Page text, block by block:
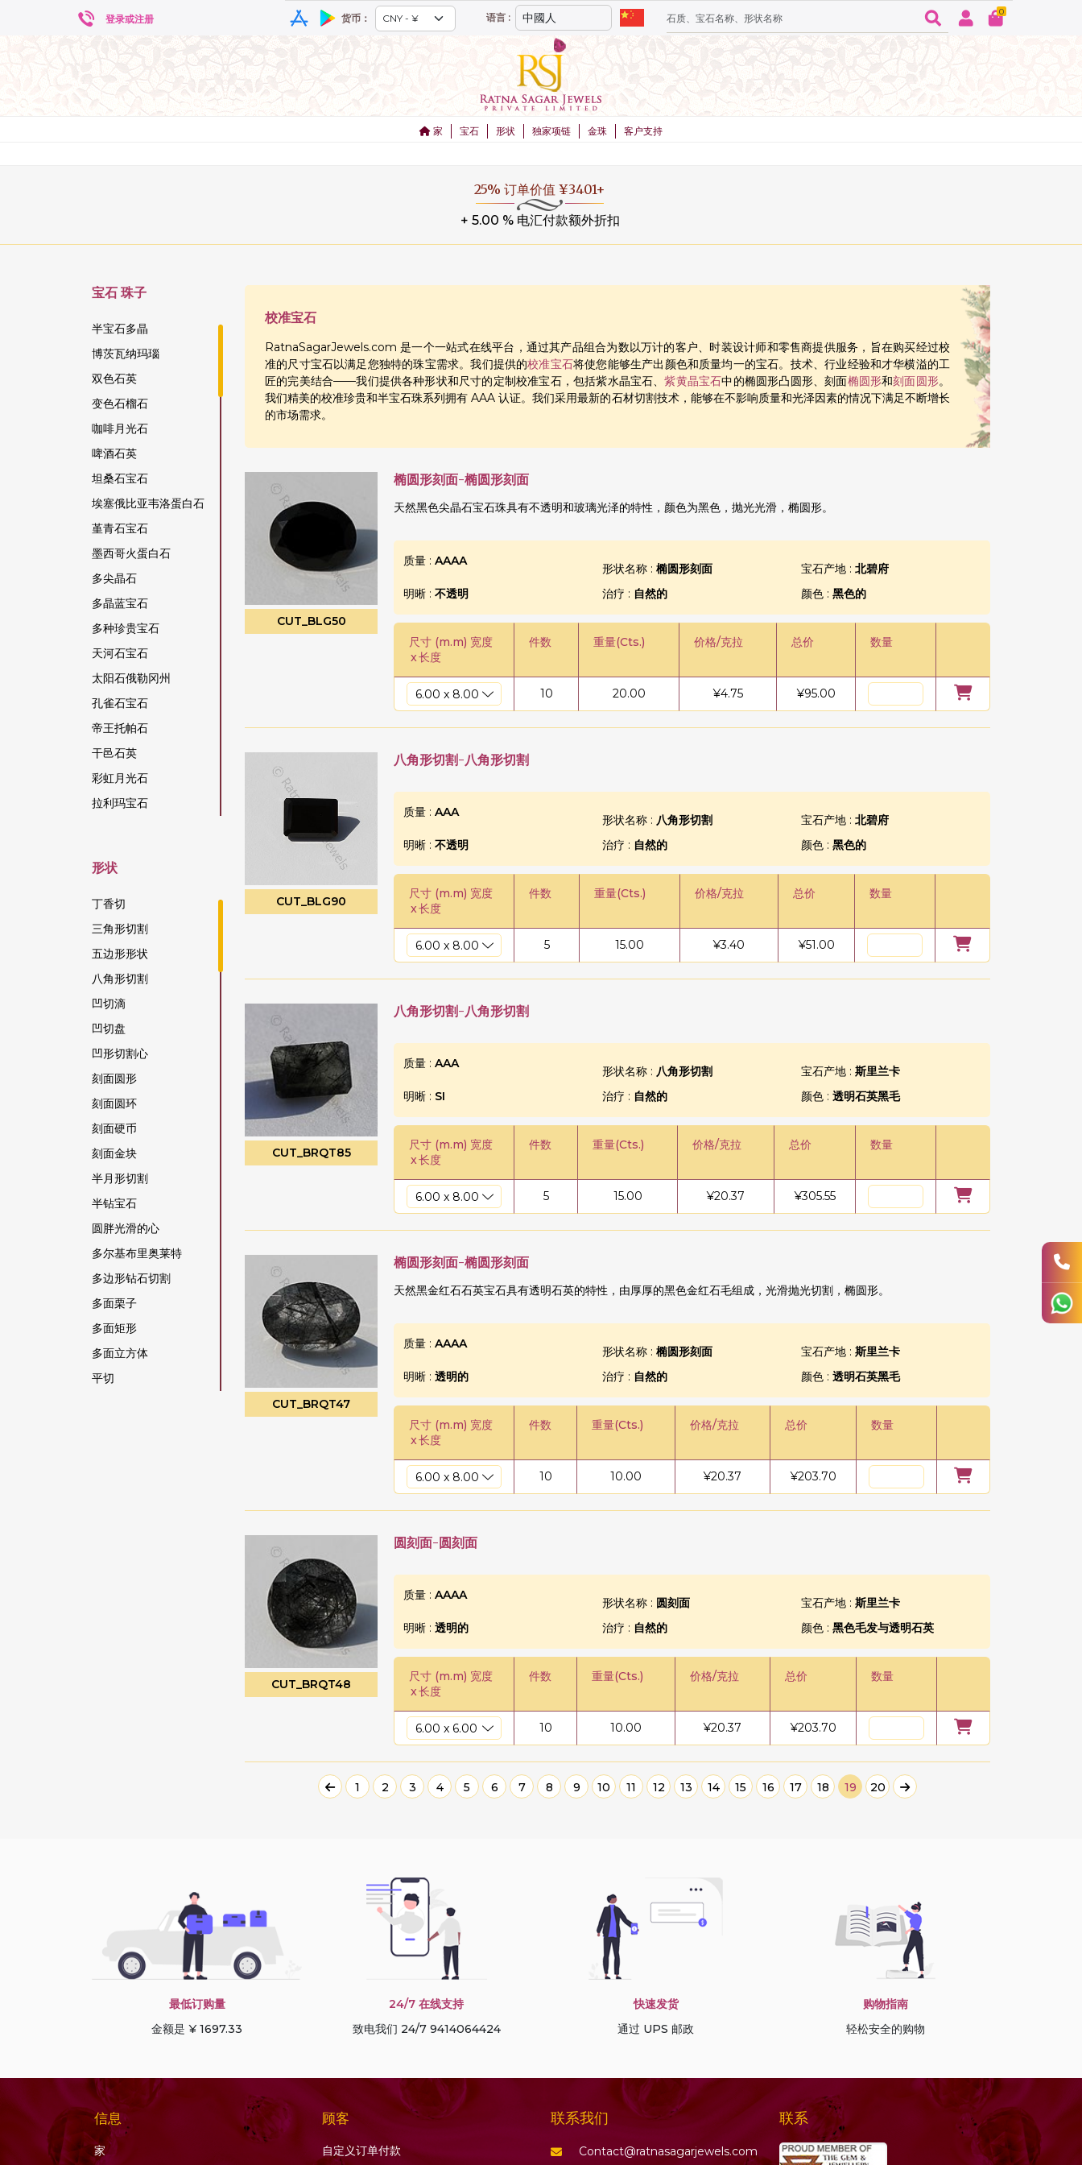
登录或注册 货币： 语言 : 0
家 宝石 形状 独家项链 金珠 客户支持
1.00 % 金卡会员总购买额超过 ¥67893 迄今为止
+ 5.00 % 电汇付款额外折扣
宝石 珠子
半宝石多晶
博茨瓦纳玛瑙
双色石英
变色石榴石
咖啡月光石
啤酒石英
坦桑石宝石
埃塞俄比亚韦洛蛋白石
堇青石宝石
墨西哥火蛋白石
多尖晶石
多晶蓝宝石
多种珍贵宝石
天河石宝石
太阳石俄勒冈州
孔雀石宝石
帝王托帕石
干邑石英
彩虹月光石
拉利玛宝石
方柱石宝石
方钠石宝石
日光石宝石
松吉亚蓝宝石
柑橘石榴石
染色红宝石
柠檬石英
桃色月光石
棕锆石
橄榄石宝石
橄榄石英
橙色月光石
水晶宝石
沙弗莱石宝石
海军蓝玉髓
海蓝宝石
海蓝玉髓
灰色月光石
烟晶
猫眼方柱石
玉髓宝石
紫水晶宝石
紫黄晶宝石
红宝石黝帘石
红榴石石榴石
红玉髓宝石
红色尖晶石
红锰矿
形状
丁香切
三角形切割
五边形形状
八角形切割
凹切滴
凹切盘
凹形切割心
刻面圆形
刻面圆环
刻面硬币
刻面金块
半月形切割
半钻宝石
圆胖光滑的心
多尔基布里奥莱特
多边形钻石切割
多面栗子
多面矩形
多面立方体
平切
玫瑰切工凸圆形宝石
胖乎乎的心布里欧莱特
膨化钻石切割
雕刻的心
雕刻金块
雕叶
雕花扁梨
校准宝石
RatnaSagarJewels.com 是一个一站式在线平台，通过其产品组合为数以万计的客户、时装设计师和零售商提供服务，旨在购买经过校
准的尺寸宝石以满足您独特的珠宝需求。我们提供的校准宝石将使您能够生产出颜色和质量均一的宝石。技术、行业经验和才华横溢的工
匠的完美结合——我们提供各种形状和尺寸的定制校准宝石，包括紫水晶宝石、紫黄晶宝石中的椭圆形凸圆形、刻面椭圆形和刻面圆形。
我们精美的校准珍贵和半宝石珠系列拥有 AAA 认证。我们采用最新的石材切割技术，能够在不影响质量和光泽因素的情况下满足不断增长
的市场需求。
CUT_BLG50
椭圆形刻面-椭圆形刻面
天然黑色尖晶石宝石珠具有不透明和玻璃光泽的特性，颜色为黑色，抛光光滑，椭圆形。
质量 : AAAA
形状名称 : 椭圆形刻面 宝石产地 : 北碧府
明晰 : 不透明 治疗 : 自然的 颜色 : 黑色的
尺寸 (m.m) 宽度
x长度
件数 重量(Cts.) 价格/克拉 总价 数量
10 20.00 ¥4.75 ¥95.00
CUT_BLG90
八角形切割-八角形切割
质量 : AAA
形状名称 : 八角形切割 宝石产地 : 北碧府
明晰 : 不透明 治疗 : 自然的 颜色 : 黑色的
尺寸 (m.m) 宽度
x长度
件数 重量(Cts.) 价格/克拉 总价 数量
5 15.00 ¥3.40 ¥51.00
CUT_BRQT85
八角形切割-八角形切割
质量 : AAA
形状名称 : 八角形切割 宝石产地 : 斯里兰卡
明晰 : SI 治疗 : 自然的 颜色 : 透明石英黑毛
尺寸 (m.m) 宽度
x长度
件数 重量(Cts.) 价格/克拉 总价 数量
5 15.00 ¥20.37 ¥305.55
CUT_BRQT47
椭圆形刻面-椭圆形刻面
天然黑金红石石英宝石具有透明石英的特性，由厚厚的黑色金红石毛组成，光滑抛光切割，椭圆形。
质量 : AAAA
形状名称 : 椭圆形刻面 宝石产地 : 斯里兰卡
明晰 : 透明的 治疗 : 自然的 颜色 : 透明石英黑毛
尺寸 (m.m) 宽度
x长度
件数 重量(Cts.) 价格/克拉 总价 数量
10 10.00 ¥20.37 ¥203.70
CUT_BRQT48
圆刻面-圆刻面
质量 : AAAA
形状名称 : 圆刻面 宝石产地 : 斯里兰卡
明晰 : 透明的 治疗 : 自然的 颜色 : 黑色毛发与透明石英
尺寸 (m.m) 宽度
x长度
件数 重量(Cts.) 价格/克拉 总价 数量
10 10.00 ¥20.37 ¥203.70
1 2 3 4 5 6 7 8 9 10 11 12 13 14 15 16 17 18 19 20
最低订购量
金额是 ¥ 1697.33
24/7 在线支持
致电我们 24/7 9414064424
快速发货
通过 UPS 邮政
购物指南
轻松安全的购物
信息
家
顾客
自定义订单付款
联系我们
Contact@ratnasagarjewels.com
联系